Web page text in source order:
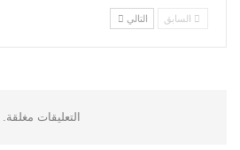
السابق التالي
التعليقات مغلقة.